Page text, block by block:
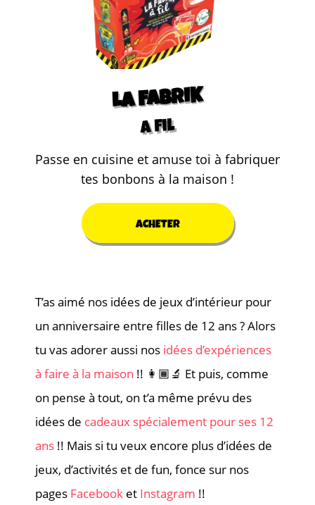
LA FABRIK
a fil
Passe en cuisine et amuse toi à fabriquer
tes bonbons à la maison !
ACHETER
T’as aimé nos idées de jeux d’intérieur pour
un anniversaire entre filles de 12 ans ? Alors
tu vas adorer aussi nos idées d’expériences
à faire à la maison !! 👩🏾‍🔬 Et puis, comme
on pense à tout, on t’a même prévu des
idées de cadeaux spécialement pour ses 12
ans !! Mais si tu veux encore plus d’idées de
jeux, d’activités et de fun, fonce sur nos
pages Facebook et Instagram !!